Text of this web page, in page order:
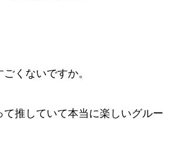
くないですか。
て推していて本当に楽しいグルー